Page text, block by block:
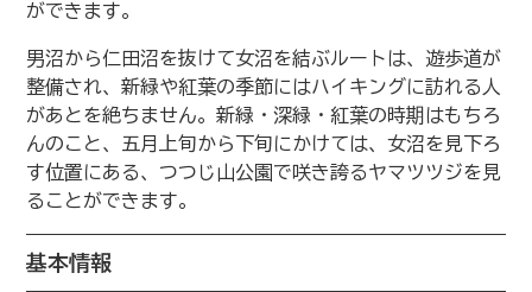
ができます。
男沼から仁田沼を抜けて女沼を結ぶルートは、遊歩道が
整備され、新緑や紅葉の季節にはハイキングに訪れる人
があとを絶ちません。新緑・深緑・紅葉の時期はもちろ
んのこと、五月上旬から下旬にかけては、女沼を見下ろ
す位置にある、つつじ山公園で咲き誇るヤマツツジを見
ることができます。
基本情報